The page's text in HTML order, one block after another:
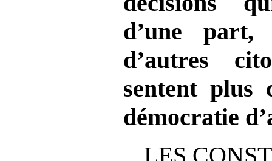
d’une part,
d’autres
sentent plus
démocratie
LES